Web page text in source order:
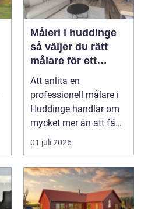
Måleri i huddinge
så väljer du rätt
målare för ett
hållbart resultat
Att anlita en
professionell målare i
Huddinge handlar om
mycket mer än att få
nya färger på
väggarna...
01 juli 2026